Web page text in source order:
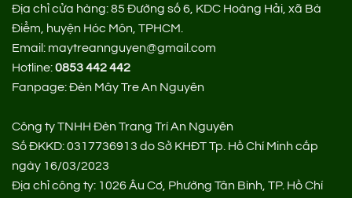
Địa chỉ cửa hàng:85 Đường số 6, KDC Hoàng Hải, xã Bà
Điểm, huyện Hóc Môn, TPHCM.
Email: maytreannguyen@gmail.com
Hotline:0853 442 442
Fanpage:Đèn Mây Tre An Nguyên
Công ty TNHH Đèn Trang Trí An Nguyên
Số ĐKKD: 0317736913 do Sở KHĐT Tp. Hồ Chí Minh cấp
ngày 16/03/2023
Địa chỉ công ty: 1026 Âu Cơ, Phường Tân Bình, TP. Hồ Chí